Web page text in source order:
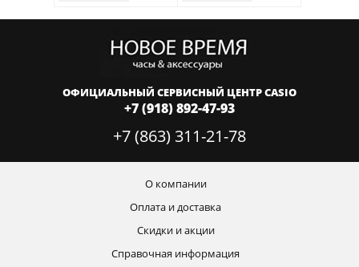
ОФИЦИАЛЬНЫЙ СЕРВИСНЫЙ ЦЕНТР CASIO
+7 (918) 892-47-93
+7 (863) 311-21-78
О компании
Оплата и доставка
Скидки и акции
Справочная информация